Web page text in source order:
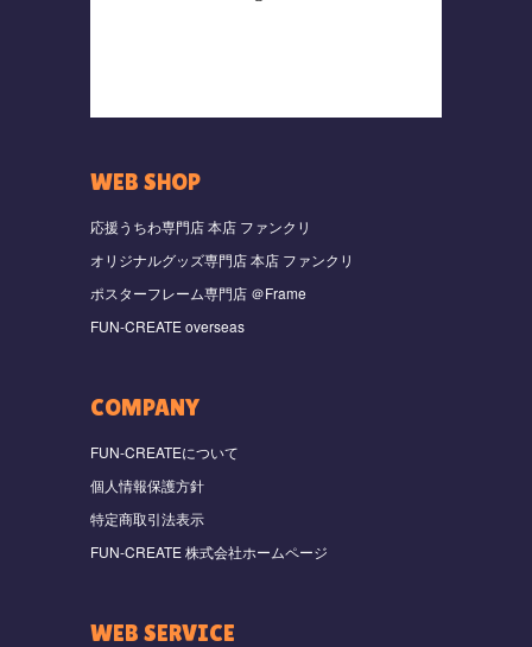
WEB SHOP
応援うちわ専門店 本店 ファンクリ
オリジナルグッズ専門店 本店 ファンクリ
ポスターフレーム専門店 ＠Frame
FUN-CREATE overseas
COMPANY
FUN-CREATEについて
個人情報保護方針
特定商取引法表示
FUN-CREATE 株式会社ホームページ
WEB SERVICE